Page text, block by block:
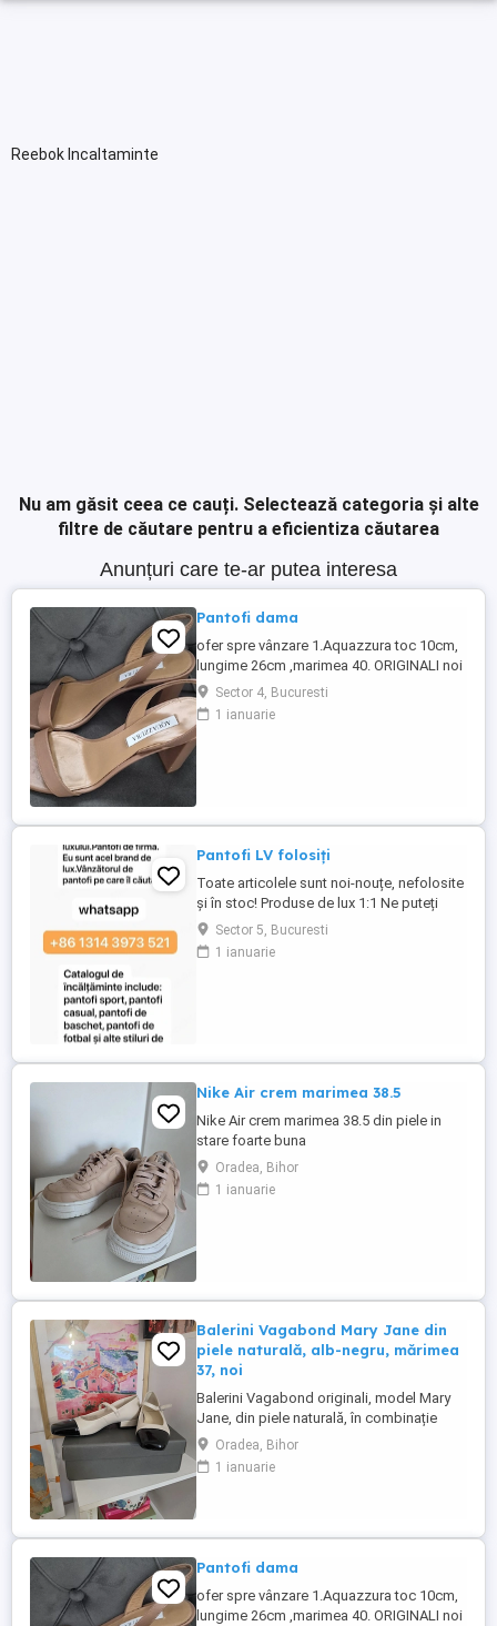
Reebok Incaltaminte
Nu am găsit ceea ce cauți. Selectează categoria și alte
filtre de căutare pentru a eficientiza căutarea
Anunțuri care te-ar putea interesa
Pantofi dama
ofer spre vânzare 1.Aquazzura toc 10cm,
lungime 26cm ,marimea 40. ORIGINALI noi
pret 500 lei. 2.Michael Kors toc 9 cm ,
lungime 26cm, mărimea 40.purtati o
singura data la un eveniment. pret 300 de
Sector 4, Bucuresti
1 ianuarie
Pantofi LV folosiți
Toate articolele sunt noi-nouțe, nefolosite
și în stoc! Produse de lux 1:1 Ne puteți
contacta și prin WhatsApp (+86)(1314)
(3973)(521) pentru o reducere de 5-10
USD. De asemenea, vindem: încălțăminte,
Sector 5, Bucuresti
1 ianuarie
Nike Air crem marimea 38.5
Nike Air crem marimea 38.5 din piele in
stare foarte buna
Oradea, Bihor
1 ianuarie
Balerini Vagabond Mary Jane din
piele naturală, alb-negru, mărimea
37, noi
Balerini Vagabond originali, model Mary
Jane, din piele naturală, în combinație
elegantă de alb și negru, mărimea 37, noi,
nepurtați. Un model clasic reinterpretat
într-un stil modern, perfect pentru ținute
un aspect ...
Oradea, Bihor
1 ianuarie
Pantofi dama
ofer spre vânzare 1.Aquazzura toc 10cm,
lungime 26cm ,marimea 40. ORIGINALI noi